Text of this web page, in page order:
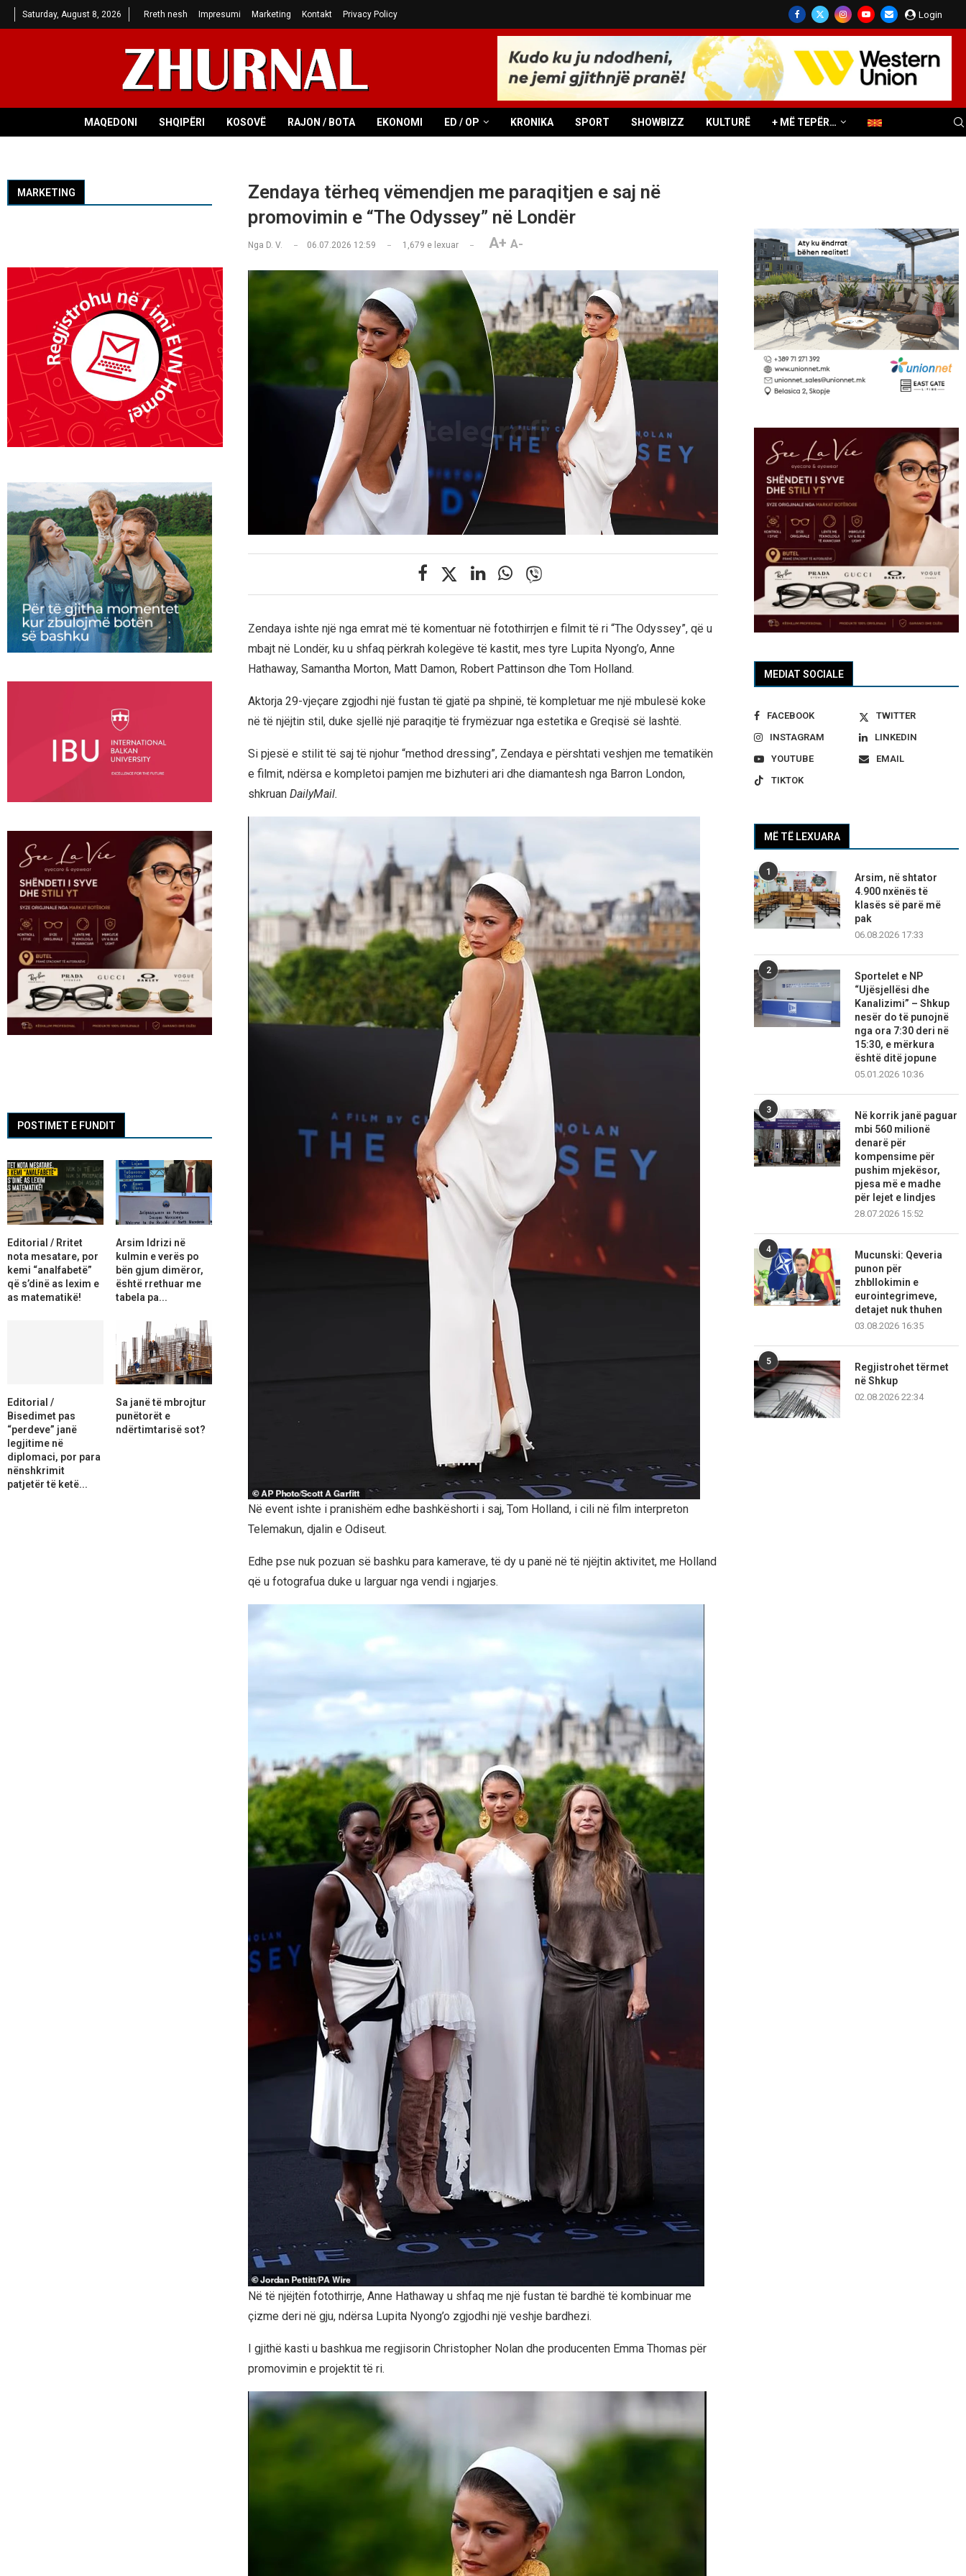
Saturday, August 8, 2026 Rreth nesh Impresumi Marketing Kontakt Privacy Policy Login
MAQEDONI SHQIPËRI KOSOVË RAJON / BOTA EKONOMI ED / OP KRONIKA SPORT SHOWBIZZ KULTURË + MË TEPËR…
Zendaya tërheq vëmendjen me paraqitjen e saj në
promovimin e “The Odyssey” në Londër
Nga D. V. 06.07.2026 12:59 1,679 e lexuar A+ A-
Zendaya ishte një nga emrat më të komentuar në fotothirrjen e filmit të ri “The Odyssey”, që u
mbajt në Londër, ku u shfaq përkrah kolegëve të kastit, mes tyre Lupita Nyong’o, Anne
Hathaway, Samantha Morton, Matt Damon, Robert Pattinson dhe Tom Holland.
Aktorja 29-vjeçare zgjodhi një fustan të gjatë pa shpinë, të kompletuar me një mbulesë koke
në të njëjtin stil, duke sjellë një paraqitje të frymëzuar nga estetika e Greqisë së lashtë.
Si pjesë e stilit të saj të njohur “method dressing”, Zendaya e përshtati veshjen me tematikën
e filmit, ndërsa e kompletoi pamjen me bizhuteri ari dhe diamantesh nga Barron London,
shkruan DailyMail.
Në event ishte i pranishëm edhe bashkëshorti i saj, Tom Holland, i cili në film interpreton
Telemakun, djalin e Odiseut.
Edhe pse nuk pozuan së bashku para kamerave, të dy u panë në të njëjtin aktivitet, me Holland
që u fotografua duke u larguar nga vendi i ngjarjes.
Në të njëjtën fotothirrje, Anne Hathaway u shfaq me një fustan të bardhë të kombinuar me
çizme deri në gju, ndërsa Lupita Nyong’o zgjodhi një veshje bardhezi.
I gjithë kasti u bashkua me regjisorin Christopher Nolan dhe producenten Emma Thomas për
promovimin e projektit të ri.
MEDIAT SOCIALE
FACEBOOK
TWITTER
INSTAGRAM
LINKEDIN
YOUTUBE
EMAIL
TIKTOK
MË TË LEXUARA
1
Arsim, në shtator
4.900 nxënës të
klasës së parë më
pak
06.08.2026 17:33
2
Sportelet e NP
“Ujësjellësi dhe
Kanalizimi” – Shkup
nesër do të punojnë
nga ora 7:30 deri në
15:30, e mërkura
është ditë jopune
05.01.2026 10:36
3
Në korrik janë paguar
mbi 560 milionë
denarë për
kompensime për
pushim mjekësor,
pjesa më e madhe
për lejet e lindjes
28.07.2026 15:52
4
Mucunski: Qeveria
punon për
zhbllokimin e
eurointegrimeve,
detajet nuk thuhen
03.08.2026 16:35
5
Regjistrohet tërmet
në Shkup
02.08.2026 22:34
MARKETING
POSTIMET E FUNDIT
Editorial / Rritet
nota mesatare, por
kemi “analfabetë”
që s’dinë as lexim e
as matematikë!
Arsim Idrizi në
kulmin e verës po
bën gjum dimëror,
është rrethuar me
tabela pa...
Editorial /
Bisedimet pas
“perdeve” janë
legjitime në
diplomaci, por para
nënshkrimit
patjetër të ketë...
Sa janë të mbrojtur
punëtorët e
ndërtimtarisë sot?